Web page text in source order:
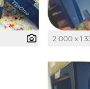
2 000 x 1